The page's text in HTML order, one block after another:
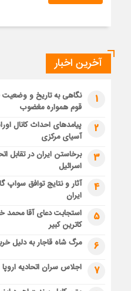
آخرین اخبار
1
نگاهی به تاریخ و وضعیت
قوم همواره مغضوب
2
پیامدهای احداث کانال
آسیای مرکزی
3
برخاستن ایران در تقابل
اسرائیل
4
آثار و نتایج توافق سواپ
ایران
5
استجابت دعای آقا محمد
کاترین کبیر
6 مرگ شاه قاجار به دلیل
7 اجلاس سران اتحادیه